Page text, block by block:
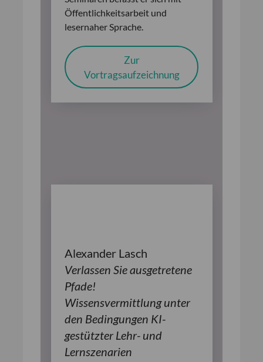
Öffentlichkeitsarbeit und
lesernaher Sprache.
Zur
Vortragsaufzeichnung
Alexander Lasch
Verlassen Sie ausgetretene
Pfade!
Wissensvermittlung unter
den Bedingungen KI-
gestützter Lehr- und
Lernszenarien